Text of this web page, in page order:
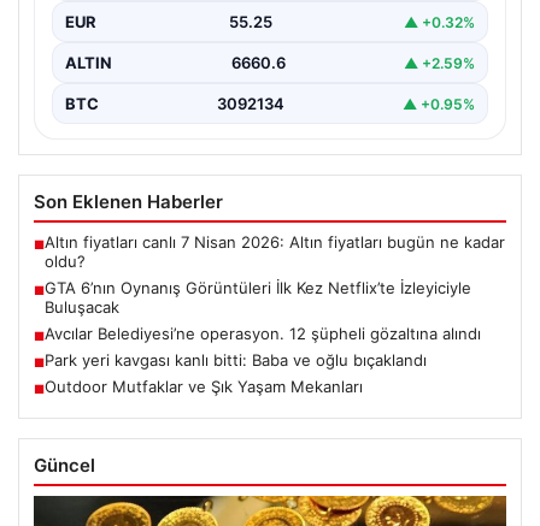
EUR 55.25 ▲ +0.32%
ALTIN 6660.6 ▲ +2.59%
BTC 3092134 ▲ +0.95%
Son Eklenen Haberler
■Altın fiyatları canlı 7 Nisan 2026: Altın fiyatları bugün ne kadar
oldu?
■GTA 6’nın Oynanış Görüntüleri İlk Kez Netflix’te İzleyiciyle
Buluşacak
■Avcılar Belediyesi’ne operasyon. 12 şüpheli gözaltına alındı
■Park yeri kavgası kanlı bitti: Baba ve oğlu bıçaklandı
■Outdoor Mutfaklar ve Şık Yaşam Mekanları
Güncel